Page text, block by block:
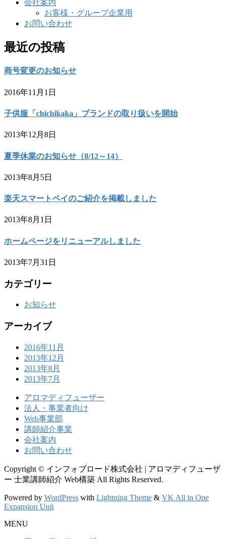
会社案内
お客様・グループ企業用
お問い合わせ
最近の投稿
商号変更のお知らせ
2016年11月1日
子供服「chichikaka」ブランドの取り扱いを開始
2013年12月8日
夏季休業のお知らせ（8/12～14）
2013年8月5日
楽天スマートペイのご紹介を掲載しました
2013年8月1日
ホームページをリニューアルしました
2013年7月31日
カテゴリー
お知らせ
アーカイブ
2016年11月
2013年12月
2013年8月
2013年7月
アロマディフューザー
法人・事業者向け
Web事業部
講師紹介事業
会社案内
お問い合わせ
Copyright © インフォブロード株式会社 | アロマディフューザ
ー 士業講師紹介 Web構築 All Rights Reserved.
Powered by WordPress with Lightning Theme & VK All in One
Expansion Unit
MENU